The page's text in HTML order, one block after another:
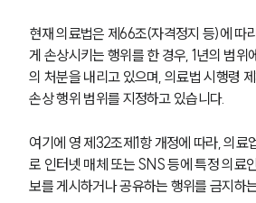
현재 의료법은 제66조(자격정지 등)에 따
게 손상시키는 행위를 한 경우, 1년의 범위
의 처분을 내리고 있으며, 의료법 시행령
손상 행위 범위를 지정하고 있습니다.
여기에 영 제32조제1항 개정에 따라, 의료
로 인터넷 매체 또는 SNS 등에 특정 의료
보를 게시하거나 공유하는 행위를 금지하